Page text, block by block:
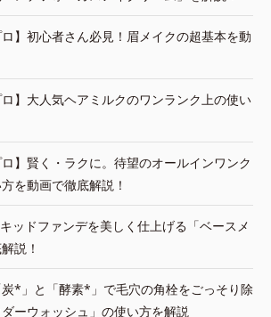
ロ】初心者さん必見！眉メイクの超基本を動
ロ】大人気ヘアミルクのワンランク上の使い
ロ】賢く・ラクに。待望のオールインワンク
を動画で徹底解説！
ッドファンデを美しく仕上げる「ベースメ
説！
炭*」と「酵素*」で毛穴の角栓をごっそり除
ーウォッシュ」の使い方を解説